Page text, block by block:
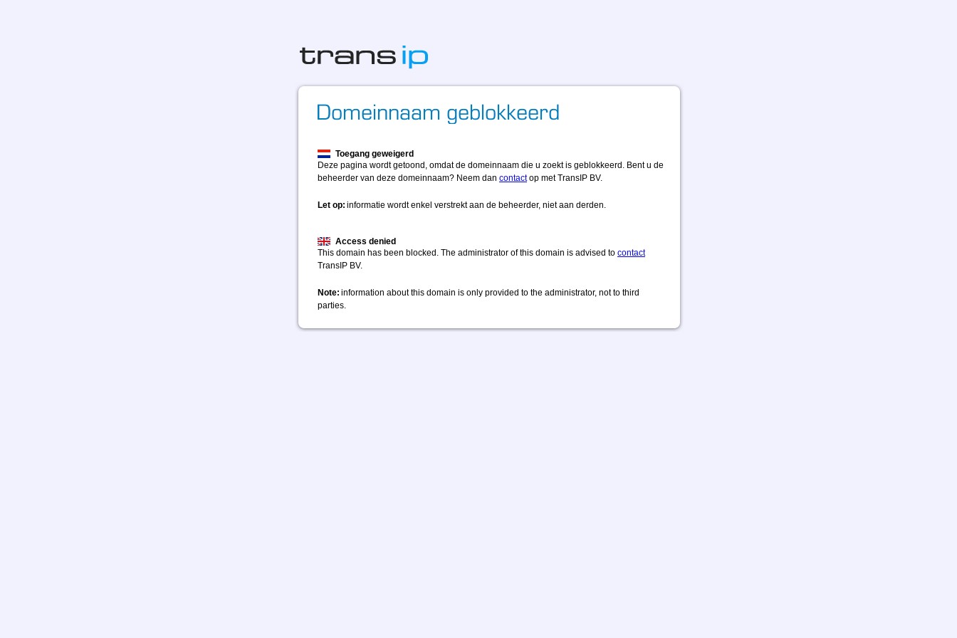
Toegang geweigerd
Deze pagina wordt getoond, omdat de domeinnaam die u zoekt is geblokkeerd. Bent u de
beheerder van deze domeinnaam? Neem dan contactop met TransIP BV.
Let op: informatie wordt enkel verstrekt aan de beheerder, niet aan derden.
Access denied
This domain has been blocked. The administrator of this domain is advised to contact
TransIP BV.
Note: information about this domain is only provided to the administrator, not to third
parties.